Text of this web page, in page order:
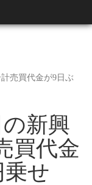
計売買代金が9日ぶ
の新興
買代金
乗せ